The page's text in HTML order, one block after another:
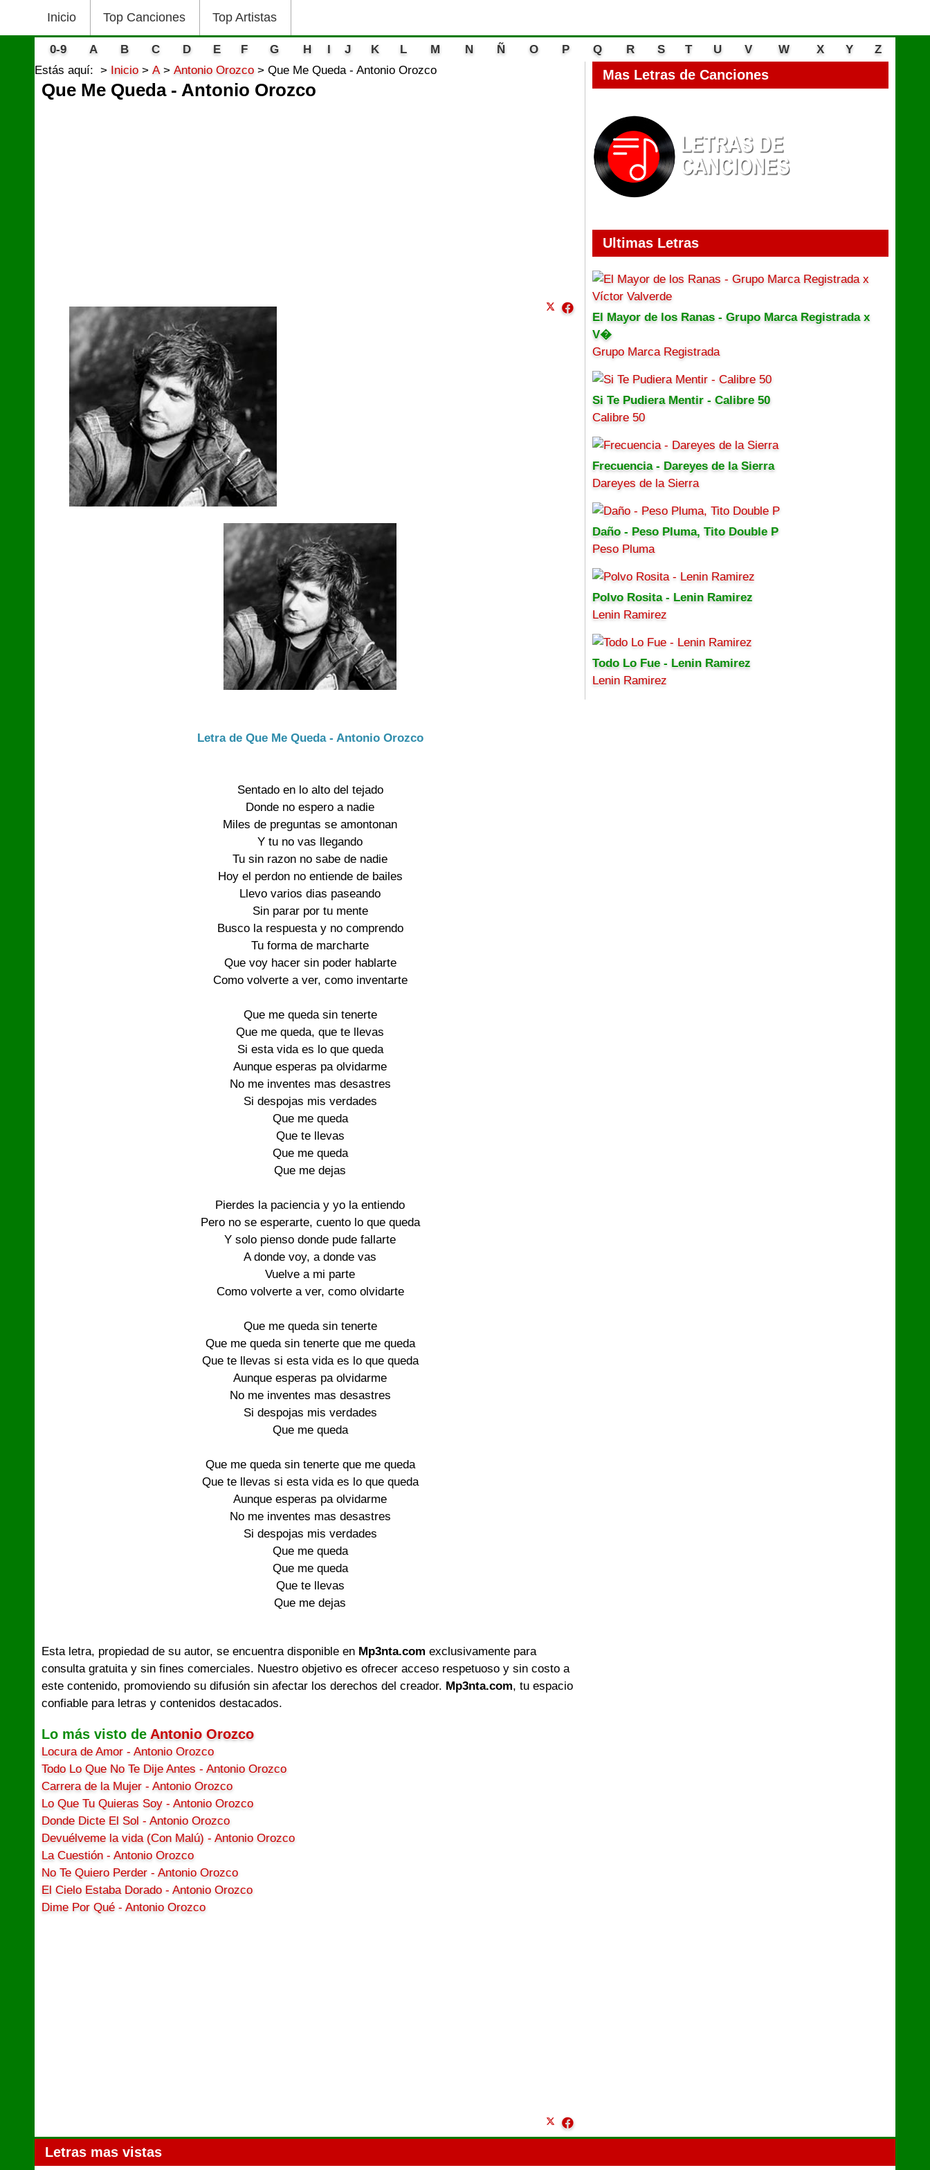
Inicio Top Canciones Top Artistas
0-9 A B C D E F G H I J K L M N Ñ O P Q R S T U V W X Y
Z
Estás aquí:
Inicio A Antonio Orozco Que Me Queda - Antonio Orozco
Que Me Queda - Antonio Orozco
Letra de Que Me Queda - Antonio Orozco
Sentado en lo alto del tejado
Donde no espero a nadie
Miles de preguntas se amontonan
Y tu no vas llegando
Tu sin razon no sabe de nadie
Hoy el perdon no entiende de bailes
Llevo varios dias paseando
Sin parar por tu mente
Busco la respuesta y no comprendo
Tu forma de marcharte
Que voy hacer sin poder hablarte
Como volverte a ver, como inventarte
Que me queda sin tenerte
Que me queda, que te llevas
Si esta vida es lo que queda
Aunque esperas pa olvidarme
No me inventes mas desastres
Si despojas mis verdades
Que me queda
Que te llevas
Que me queda
Que me dejas
Pierdes la paciencia y yo la entiendo
Pero no se esperarte, cuento lo que queda
Y solo pienso donde pude fallarte
A donde voy, a donde vas
Vuelve a mi parte
Como volverte a ver, como olvidarte
Que me queda sin tenerte
Que me queda sin tenerte que me queda
Que te llevas si esta vida es lo que queda
Aunque esperas pa olvidarme
No me inventes mas desastres
Si despojas mis verdades
Que me queda
Que me queda sin tenerte que me queda
Que te llevas si esta vida es lo que queda
Aunque esperas pa olvidarme
No me inventes mas desastres
Si despojas mis verdades
Que me queda
Que me queda
Que te llevas
Que me dejas
Esta letra, propiedad de su autor, se encuentra disponible en Mp3nta.com exclusivamente para
consulta gratuita y sin fines comerciales. Nuestro objetivo es ofrecer acceso respetuoso y sin costo a
este contenido, promoviendo su difusión sin afectar los derechos del creador. Mp3nta.com, tu espacio
confiable para letras y contenidos destacados.
Lo más visto de Antonio Orozco
Locura de Amor - Antonio Orozco
Todo Lo Que No Te Dije Antes - Antonio Orozco
Carrera de la Mujer - Antonio Orozco
Lo Que Tu Quieras Soy - Antonio Orozco
Donde Dicte El Sol - Antonio Orozco
Devuélveme la vida (Con Malú) - Antonio Orozco
La Cuestión - Antonio Orozco
No Te Quiero Perder - Antonio Orozco
El Cielo Estaba Dorado - Antonio Orozco
Dime Por Qué - Antonio Orozco
Mas Letras de Canciones
Ultimas Letras
El Mayor de los Ranas - Grupo Marca Registrada x
V�
Grupo Marca Registrada
Si Te Pudiera Mentir - Calibre 50
Calibre 50
Frecuencia - Dareyes de la Sierra
Dareyes de la Sierra
Daño - Peso Pluma, Tito Double P
Peso Pluma
Polvo Rosita - Lenin Ramirez
Lenin Ramirez
Todo Lo Fue - Lenin Ramirez
Lenin Ramirez
Letras mas vistas